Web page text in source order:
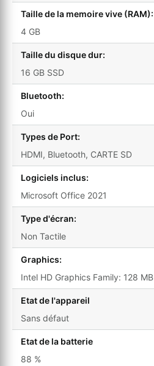
Taille de la memoire vive (RAM):
4 GB
Taille du disque dur:
16 GB SSD
Bluetooth:
Oui
Types de Port:
HDMI, Bluetooth, CARTE SD
Logiciels inclus:
Microsoft Office 2021
Type d'écran:
Non Tactile
Graphics:
Intel HD Graphics Family: 128 MB
Etat de l'appareil
Sans défaut
Etat de la batterie
88 %